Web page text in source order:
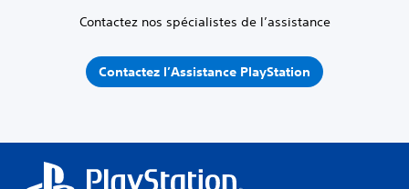
Contactez nos spécialistes de l’assistance
Contactez l’Assistance PlayStation